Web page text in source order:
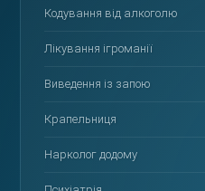
Кодування від алкоголю
Лікування ігроманії
Виведення із запою
Крапельниця
Нарколог додому